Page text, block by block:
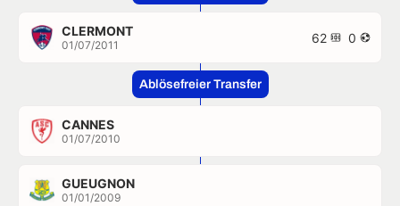
CLERMONT
01/07/2011 62 0
Ablösefreier Transfer
CANNES
01/07/2010
GUEUGNON
01/01/2009